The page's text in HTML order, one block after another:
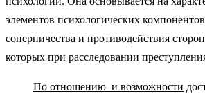
элементов психологических
соперничества и противодействия
которых при расследовании
По отношению и возможности